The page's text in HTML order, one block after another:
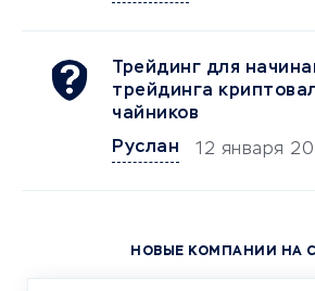
Трейдинг для
трейдинга
чайников
Руслан
12 января
НОВЫЕ КОМПАНИИ НА